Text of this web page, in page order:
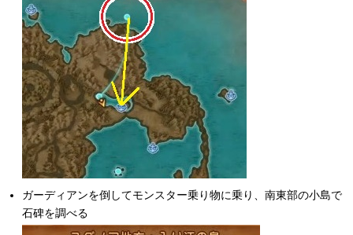
ガーディアンを倒してモンスター乗り物に乗り、南東部の小島で
石碑を調べる